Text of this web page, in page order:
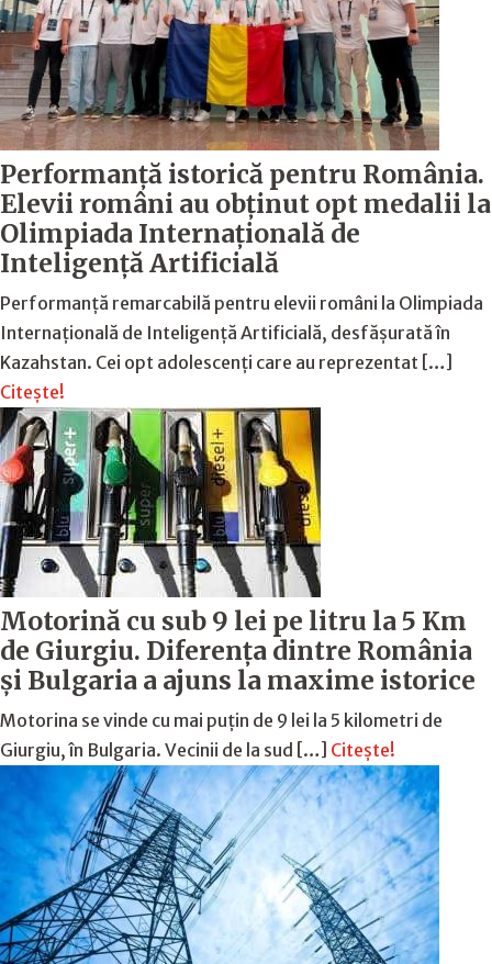
Performanță istorică pentru România.
Elevii români au obținut opt medalii la
Olimpiada Internațională de
Inteligență Artificială
Performanță remarcabilă pentru elevii români la Olimpiada
Internațională de Inteligență Artificială, desfășurată în
Kazahstan. Cei opt adolescenți care au reprezentat […]
Citește!
Motorină cu sub 9 lei pe litru la 5 Km
de Giurgiu. Diferența dintre România
și Bulgaria a ajuns la maxime istorice
Motorina se vinde cu mai puțin de 9 lei la 5 kilometri de
Giurgiu, în Bulgaria. Vecinii de la sud […] Citește!